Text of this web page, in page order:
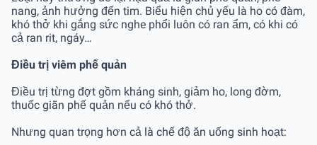
nang, ảnh hưởng đến tim. Biểu hiện chủ yếu là ho có đàm,
khó thở khi gắng sức nghe phổi luôn có ran ẩm, có khi có
cả ran rit, ngáy…
Điều trị viêm phế quản
Điều trị từng đợt gồm kháng sinh, giảm ho, long đờm,
thuốc giãn phế quản nếu có khó thở.
Nhưng quan trọng hơn cả là chế độ ăn uống sinh hoạt: